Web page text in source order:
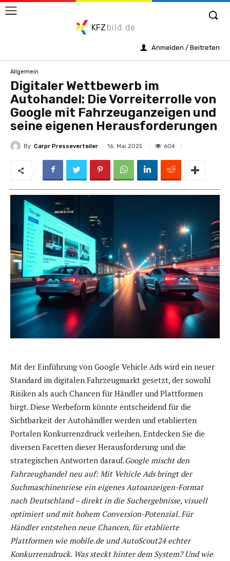
KFZ bild.de
Anmelden / Beitreten
Allgemein
Digitaler Wettbewerb im
Autohandel: Die Vorreiterrolle von
Google mit Fahrzeuganzeigen und
seine eigenen Herausforderungen
By Carpr Presseverteiler 16. Mai 2025 604
Mit der Einführung von Google Vehicle Ads wird ein neuer
Standard im digitalen Fahrzeugmarkt gesetzt, der sowohl
Risiken als auch Chancen für Händler und Plattformen
birgt. Diese Werbeform könnte entscheidend für die
Sichtbarkeit der Autohändler werden und etablierten
Portalen Konkurrenzdruck verleihen. Entdecken Sie die
diversen Facetten dieser Herausforderung und die
strategischen Antworten darauf.Google mischt den
Fahrzeughandel neu auf: Mit Vehicle Ads bringt der
Suchmaschinenriese ein eigenes Autoanzeigen-Format
nach Deutschland – direkt in die Suchergebnisse, visuell
optimiert und mit hohem Conversion-Potenzial. Für
Händler entstehen neue Chancen, für etablierte
Plattformen wie mobile.de und AutoScout24 echter
Konkurrenzdruck. Was steckt hinter dem System? Und wie